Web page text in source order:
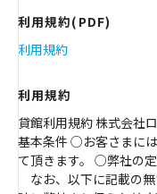
利用規約(PDF)
利用規約
利用規約
貸館利用規約 株式会社
基本条件 ○お客さまに
て頂きます。 ○弊社の
なお、以下に記載の